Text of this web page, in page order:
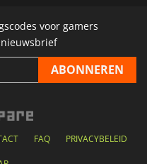
voor gamers
nieuwsbrief
FAQ PRIVACYBELEID